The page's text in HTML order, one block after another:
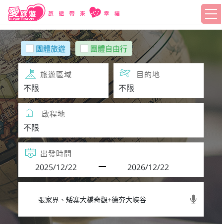
團體旅遊 團體自由行
旅遊區域 目的地
啟程地
出發時間